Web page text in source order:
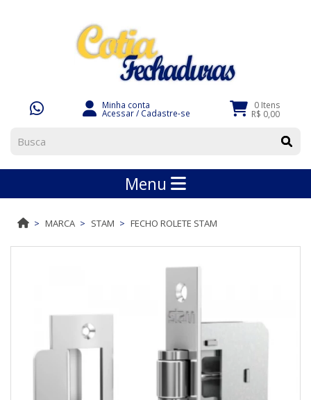
Minha conta
Acessar/ Cadastre-se
0 Itens
R$ 0,00
Menu
MARCA STAM FECHO ROLETE STAM